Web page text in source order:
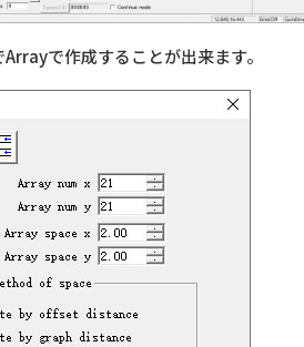
で作成することが出来ます。